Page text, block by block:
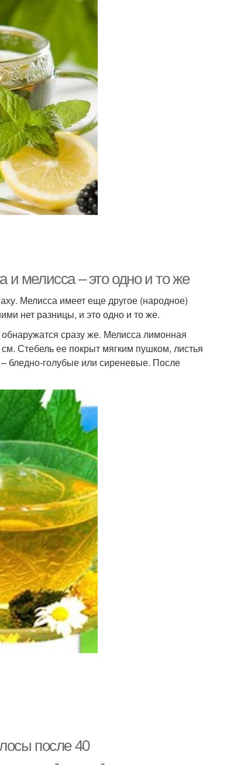
и мелисса – это одно и то же
Мелисса имеет еще другое (народное)
нет разницы, и это одно и то же.
сразу же. Мелисса лимонная
Стебель ее покрыт мягким пушком, листья
бледно-голубые или сиреневые. После
после 40